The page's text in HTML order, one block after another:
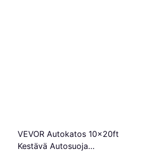
VEVOR Autokatos 10x20ft
Kestävä Autosuoja